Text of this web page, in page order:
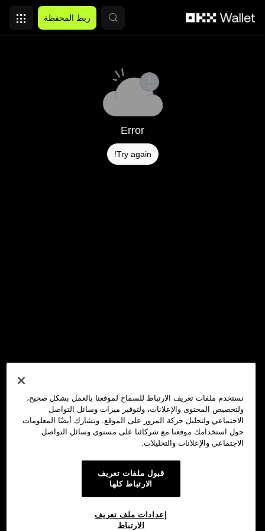
ربط المحفظة
Error
Try again!
نستخدم ملفات تعريف الارتباط للسماح لموقعنا بالعمل بشكل صحيح،
ولتخصيص المحتوى والإعلانات، ولتوفير ميزات وسائل التواصل
الاجتماعي ولتحليل حركة المرور على الموقع. ونشارك أيضًا المعلومات
حول استخدامك موقعنا مع شركائنا على مستوى وسائل التواصل
الاجتماعي والإعلانات والتحليلات.
قبول ملفات تعريف
الارتباط كلها
إعدادات ملف تعريف
الارتباط